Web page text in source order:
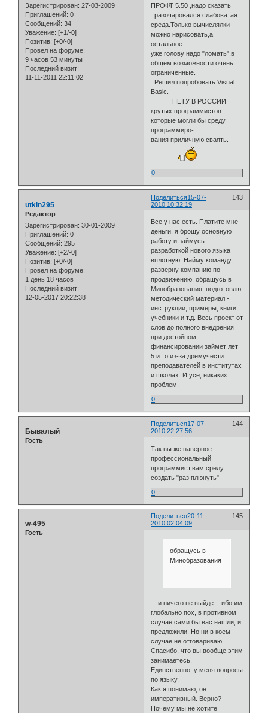
Зарегистрирован: 27-03-2009
Приглашений: 0
Сообщений: 34
Уважение: [+1/-0]
Позитив: [+0/-0]
Провел на форуме:
9 часов 53 минуты
Последний визит:
11-11-2011 22:11:02
ПРОФТ 5.50 ,надо сказать
разочаровался.слабоватая
среда.Только вычислялки
можно нарисовать,а
остальное
уже голову надо "ломать",в
общем возможности очень
ограниченные.
Решил попробовать Visual
Basic.
НЕТУ В РОССИИ
крутых программистов
которые могли бы среду
программиро-
вания приличную сваять.
0
Поделиться 143
15-07-
2010 10:32:19
utkin295
Редактор
Зарегистрирован: 30-01-2009
Приглашений: 0
Сообщений: 295
Уважение: [+2/-0]
Позитив: [+0/-0]
Провел на форуме:
1 день 18 часов
Последний визит:
12-05-2017 20:22:38
Все у нас есть. Платите мне
деньги, я брошу основную
работу и займусь
разработкой нового языка
вплотную. Найму команду,
разверну компанию по
продвижению, обращусь в
Минобразования, подготовлю
методический материал -
инструкции, примеры, книги,
учебники и т.д. Весь проект от
слов до полного внедрения
при достойном
финансировании займет лет
5 и то из-за дремучести
преподавателей в институтах
и школах. И усе, никаких
проблем.
0
Поделиться 144
17-07-
2010 22:27:56
Бывалый
Гость
Так вы же наверное
профессиональный
программист,вам среду
создать "раз плюнуть"
0
Поделиться 145
20-11-
2010 02:04:09
w-495
Гость
обращусь в
Минобразования
... и ничего не выйдет, ибо им
глобально пох, в противном
случае сами бы вас нашли, и
предложили. Но ни в коем
случае не отговариваю.
Спасибо, что вы вообще этим
занимаетесь.
Единственно, у меня вопросы
по языку.
Как я понимаю, он
императивный. Верно?
Почему мы не хотите